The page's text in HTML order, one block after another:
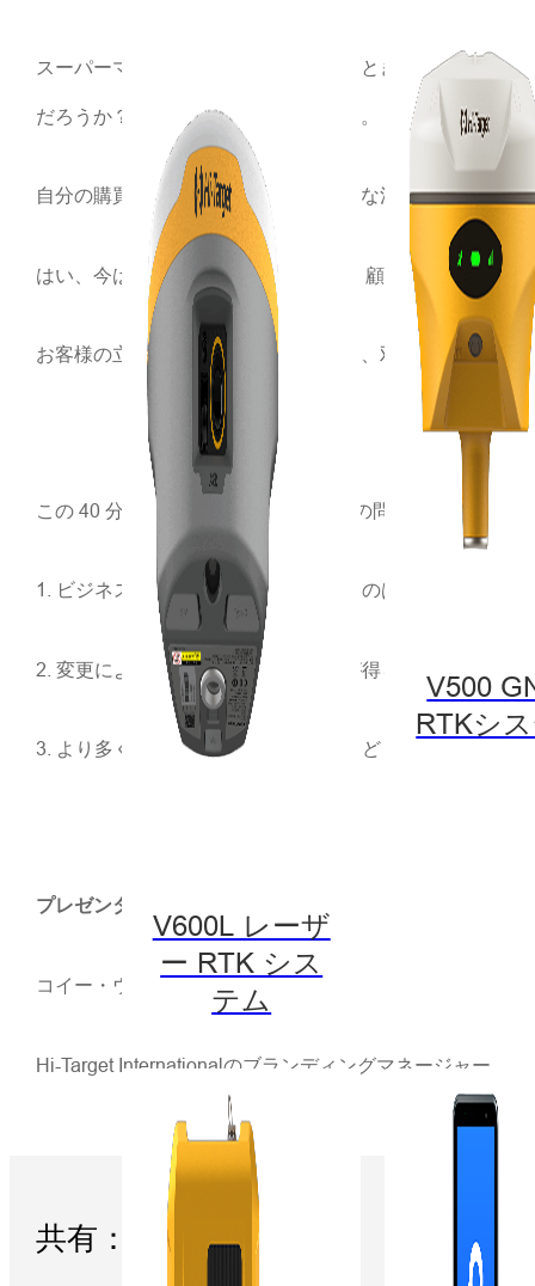
V600L レーザ
ー RTK シス
テム
V500
RTKシ
スーパーマーケットを歩き回っているときや、Eコマー
だろうか？」と問いかけてしまいます。
自分の購買行動を思い出すと、最終的な決定に影響を与
はい、今は答える必要はありません。 顧客から再販業者
お客様の立場に立って解決策を模索し、双方にメリット
この 40 分間のウェビナーでは、以下の問題についてよ
1. ビジネスの変化の原動力となったものは何ですか?
2. 変更によってどのようなメリットが得られますか?
3. より多くの潜在能力とつながるにはどうすればよいで
プレゼンター
コイー・ウー
Hi-Target Internationalのブランディングマネージャー
共有：